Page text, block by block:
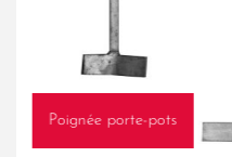
Poignée porte-pots